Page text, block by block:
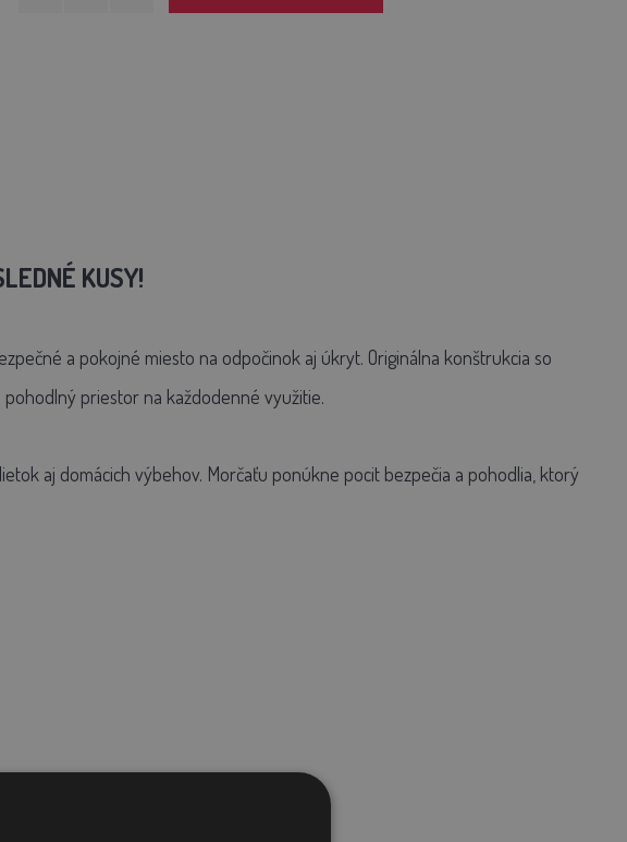
KUSY!
a pokojné miesto na odpočinok aj úkryt. Originálna konštrukcia so
priestor na každodenné využitie.
aj domácich výbehov. Morčaťu ponúkne pocit bezpečia a pohodlia, ktorý